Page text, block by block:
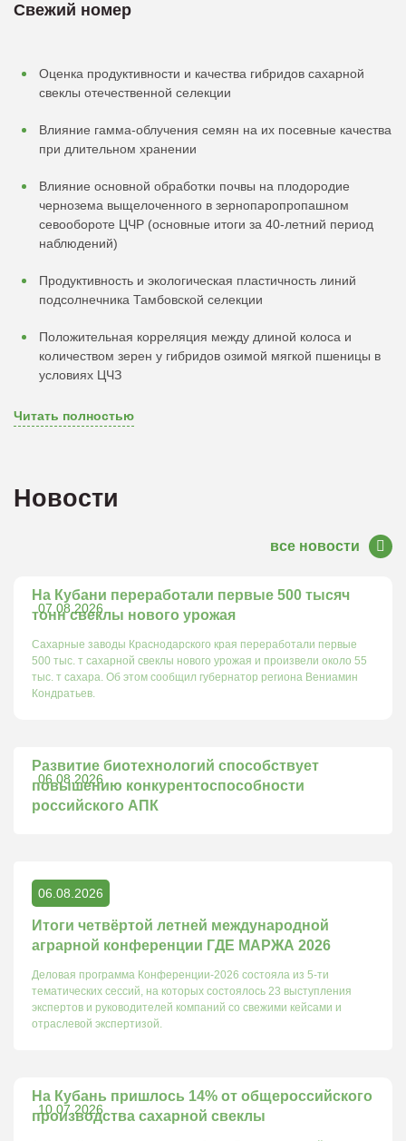
Свежий номер
Оценка продуктивности и качества гибридов сахарной
свеклы отечественной селекции
Влияние гамма-облучения семян на их посевные качества
при длительном хранении
Влияние основной обработки почвы на плодородие
чернозема выщелоченного в зернопаропропашном
севообороте ЦЧР (основные итоги за 40-летний период
наблюдений)
Продуктивность и экологическая пластичность линий
подсолнечника Тамбовской селекции
Положительная корреляция между длиной колоса и
количеством зерен у гибридов озимой мягкой пшеницы в
условиях ЦЧЗ
Читать полностью
Новости
все новости
07.08.2026
На Кубани переработали первые 500 тысяч
тонн свеклы нового урожая
Сахарные заводы Краснодарского края переработали первые
500 тыс. т сахарной свеклы нового урожая и произвели около 55
тыс. т сахара. Об этом сообщил губернатор региона Вениамин
Кондратьев.
06.08.2026
Развитие биотехнологий способствует
повышению конкурентоспособности
российского АПК
06.08.2026
Итоги четвёртой летней международной
аграрной конференции ГДЕ МАРЖА 2026
Деловая программа Конференции-2026 состояла из 5-ти
тематических сессий, на которых состоялось 23 выступления
экспертов и руководителей компаний со свежими кейсами и
отраслевой экспертизой.
10.07.2026
На Кубань пришлось 14% от общероссийского
производства сахарной свеклы